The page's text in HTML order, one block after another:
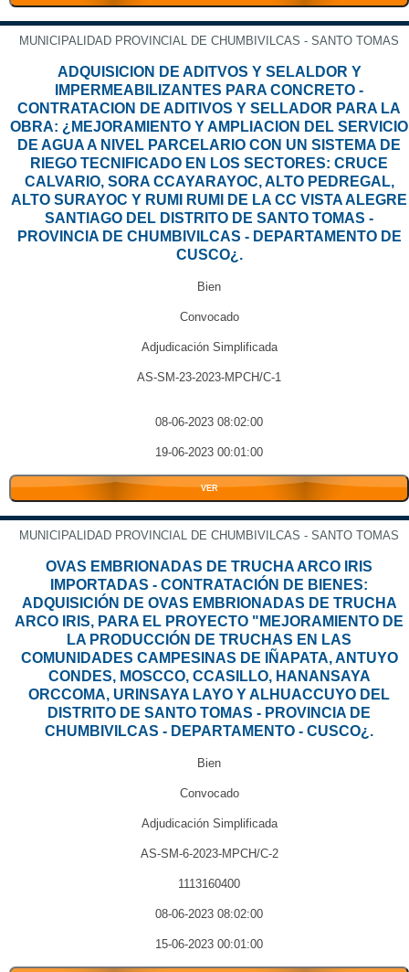
MUNICIPALIDAD PROVINCIAL DE CHUMBIVILCAS - SANTO TOMAS
ADQUISICION DE ADITVOS Y SELALDOR Y
IMPERMEABILIZANTES PARA CONCRETO -
CONTRATACION DE ADITIVOS Y SELLADOR PARA LA
OBRA: ¿MEJORAMIENTO Y AMPLIACION DEL SERVICIO
DE AGUA A NIVEL PARCELARIO CON UN SISTEMA DE
RIEGO TECNIFICADO EN LOS SECTORES: CRUCE
CALVARIO, SORA CCAYARAYOC, ALTO PEDREGAL,
ALTO SURAYOC Y RUMI RUMI DE LA CC VISTA ALEGRE
SANTIAGO DEL DISTRITO DE SANTO TOMAS -
PROVINCIA DE CHUMBIVILCAS - DEPARTAMENTO DE
CUSCO¿.
Bien
Convocado
Adjudicación Simplificada
AS-SM-23-2023-MPCH/C-1
08-06-2023 08:02:00
19-06-2023 00:01:00
VER
MUNICIPALIDAD PROVINCIAL DE CHUMBIVILCAS - SANTO TOMAS
OVAS EMBRIONADAS DE TRUCHA ARCO IRIS
IMPORTADAS - CONTRATACIÓN DE BIENES:
ADQUISICIÓN DE OVAS EMBRIONADAS DE TRUCHA
ARCO IRIS, PARA EL PROYECTO "MEJORAMIENTO DE
LA PRODUCCIÓN DE TRUCHAS EN LAS
COMUNIDADES CAMPESINAS DE IÑAPATA, ANTUYO
CONDES, MOSCCO, CCASILLO, HANANSAYA
ORCCOMA, URINSAYA LAYO Y ALHUACCUYO DEL
DISTRITO DE SANTO TOMAS - PROVINCIA DE
CHUMBIVILCAS - DEPARTAMENTO - CUSCO¿.
Bien
Convocado
Adjudicación Simplificada
AS-SM-6-2023-MPCH/C-2
1113160400
08-06-2023 08:02:00
15-06-2023 00:01:00